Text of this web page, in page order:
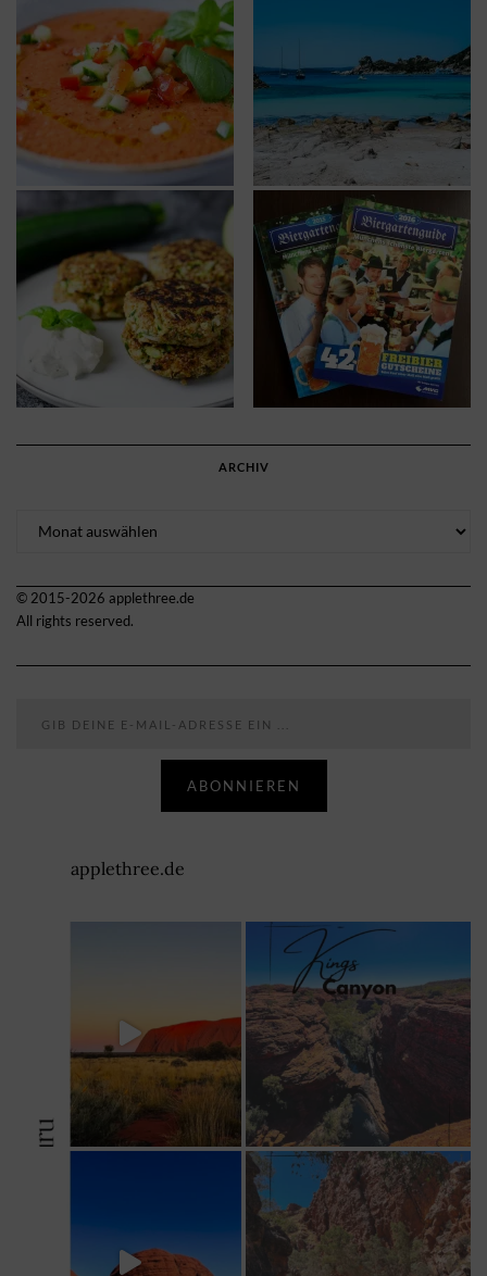
ARCHIV
© 2015-2026 applethree.de
All rights reserved.
ABONNIEREN
applethree.de